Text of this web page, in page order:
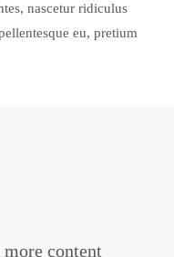
nascetur ridiculus
eu, pretium
content